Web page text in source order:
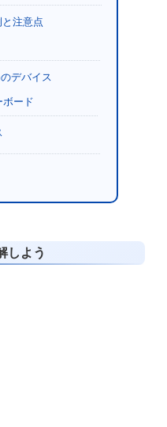
注意点
デバイス
ボード
しよう